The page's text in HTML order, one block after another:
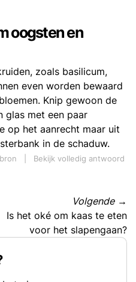
oogsten en
zoals basilicum,
even worden bewaard
Knip gewoon de
glas met een paar
op het aanrecht maar uit
in de schaduw.
Bekijk volledig antwoord
Volgende→
Is het oké om kaas te eten
voor het slapengaan?